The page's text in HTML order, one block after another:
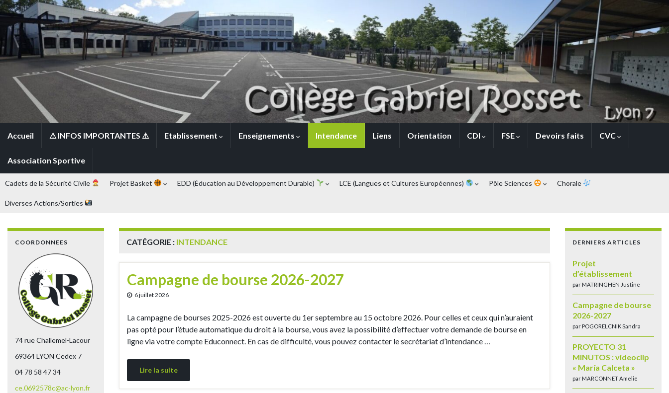
Accueil ⚠ INFOS IMPORTANTES ⚠ Etablissement Enseignements Intendance Liens Orientation CDI FSE Devoirs faits CVC
Association Sportive
Cadets de la Sécurité Civile Projet Basket EDD (Éducation au Développement Durable) LCE (Langues et Cultures Européennes) Pôle Sciences Chorale
Diverses Actions/Sorties
CATÉGORIE : INTENDANCE
Campagne de bourse 2026-2027
6 juillet 2026
La campagne de bourses 2025-2026 est ouverte du 1er septembre au 15 octobre 2026. Pour celles et ceux qui n’auraient
pas opté pour l’étude automatique du droit à la bourse, vous avez la possibilité d’effectuer votre demande de bourse en
ligne via votre compte Educonnect. En cas de difficulté, vous pouvez contacter le secrétariat d’intendance …
Lire la suite
COORDONNEES
74 rue Challemel-Lacour
69364 LYON Cedex 7
04 78 58 47 34
ce.0692578c@ac-lyon.fr
DERNIERS ARTICLES
Projet
d’établissement
par MATRINGHEN Justine
Campagne de bourse
2026-2027
par POGORELCNIK Sandra
PROYECTO 31
MINUTOS : videoclip
« María Calceta »
par MARCONNET Amelie
Panneau de gestion des cookies